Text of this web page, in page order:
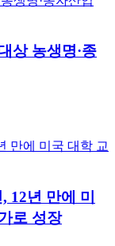
상 농생명·종
12년 만에 미
로 성장